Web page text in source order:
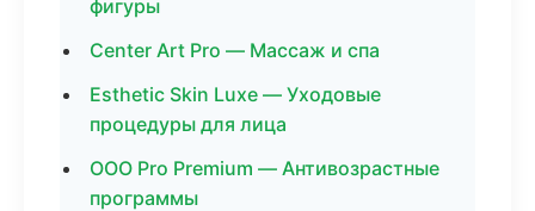
фигуры
Center Art Pro — Массаж и спа
Esthetic Skin Luxe — Уходовые
процедуры для лица
ООО Pro Premium — Антивозрастные
программы